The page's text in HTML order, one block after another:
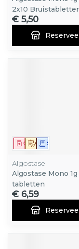
2x10
€ 5,50
Op voorschrift
GeneesmiddelSchriftelijke
Algostase
Algostase Mono
tabletten
€ 6,59